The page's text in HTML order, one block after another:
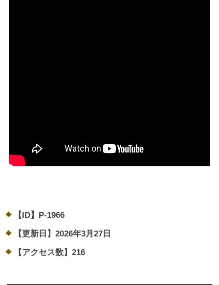
【ID】 P-1966
【更新日】 2026年3月27日
【アクセス数】 216